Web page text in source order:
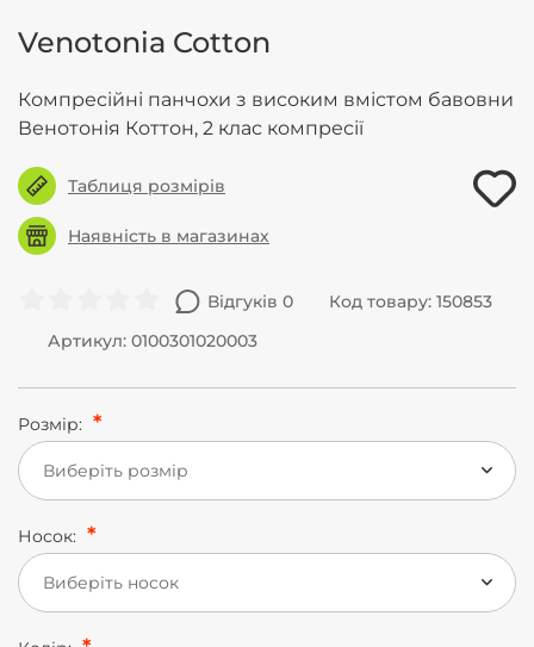
Venotonia Cotton
Компресійні панчохи з високим вмістом бавовни
Венотонія Коттон, 2 клас компресії
Таблиця розмірів
Наявність в магазинах
Відгуків 0
Код товару: 150853
Артикул: 0100301020003
Розмір:
Виберіть розмір
Носок:
Виберіть носок